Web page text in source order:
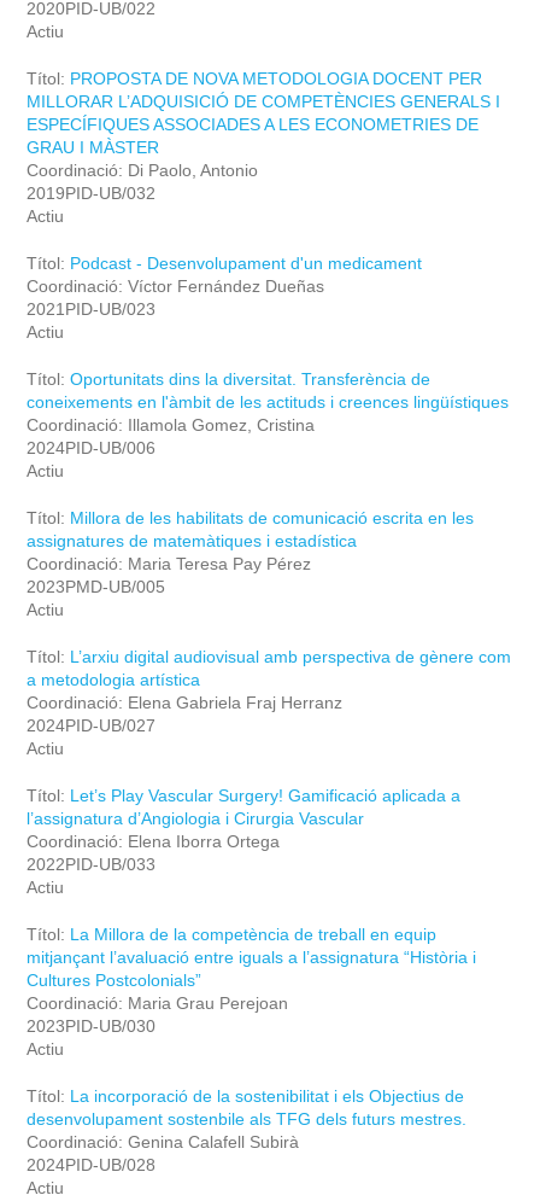
2020PID-UB/022
Actiu
Títol: PROPOSTA DE NOVA METODOLOGIA DOCENT PER
MILLORAR L’ADQUISICIÓ DE COMPETÈNCIES GENERALS I
ESPECÍFIQUES ASSOCIADES A LES ECONOMETRIES DE
GRAU I MÀSTER
Coordinació: Di Paolo, Antonio
2019PID-UB/032
Actiu
Títol: Podcast - Desenvolupament d'un medicament
Coordinació: Víctor Fernández Dueñas
2021PID-UB/023
Actiu
Títol: Oportunitats dins la diversitat. Transferència de
coneixements en l'àmbit de les actituds i creences lingüístiques
Coordinació: Illamola Gomez, Cristina
2024PID-UB/006
Actiu
Títol: Millora de les habilitats de comunicació escrita en les
assignatures de matemàtiques i estadística
Coordinació: Maria Teresa Pay Pérez
2023PMD-UB/005
Actiu
Títol: L’arxiu digital audiovisual amb perspectiva de gènere com
a metodologia artística
Coordinació: Elena Gabriela Fraj Herranz
2024PID-UB/027
Actiu
Títol: Let’s Play Vascular Surgery! Gamificació aplicada a
l’assignatura d’Angiologia i Cirurgia Vascular
Coordinació: Elena Iborra Ortega
2022PID-UB/033
Actiu
Títol: La Millora de la competència de treball en equip
mitjançant l’avaluació entre iguals a l’assignatura “Història i
Cultures Postcolonials”
Coordinació: Maria Grau Perejoan
2023PID-UB/030
Actiu
Títol: La incorporació de la sostenibilitat i els Objectius de
desenvolupament sostenbile als TFG dels futurs mestres.
Coordinació: Genina Calafell Subirà
2024PID-UB/028
Actiu